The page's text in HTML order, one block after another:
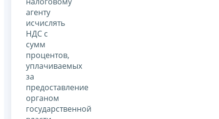
агенту
исчислять
НДС с
сумм
процентов,
уплачиваемых
за
предоставление
органом
государственной